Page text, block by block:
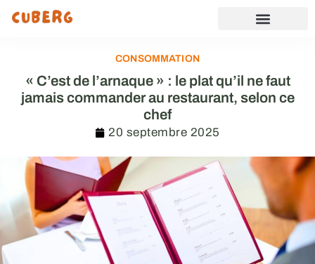
CONSOMMATION
« C’est de l’arnaque » : le plat qu’il ne faut
jamais commander au restaurant, selon ce
chef
20 septembre 2025